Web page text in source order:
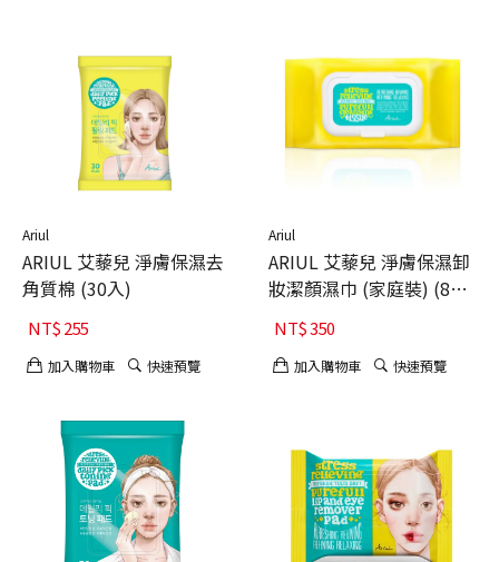
Ariul
ARIUL 艾藜兒 淨膚保濕去
角質棉 (30入)
NT$255
加入購物車 快速預覽
Ariul
ARIUL 艾藜兒 淨膚保濕卸
妝潔顏濕巾 (家庭裝) (80
NT$350
加入購物車 快速預覽